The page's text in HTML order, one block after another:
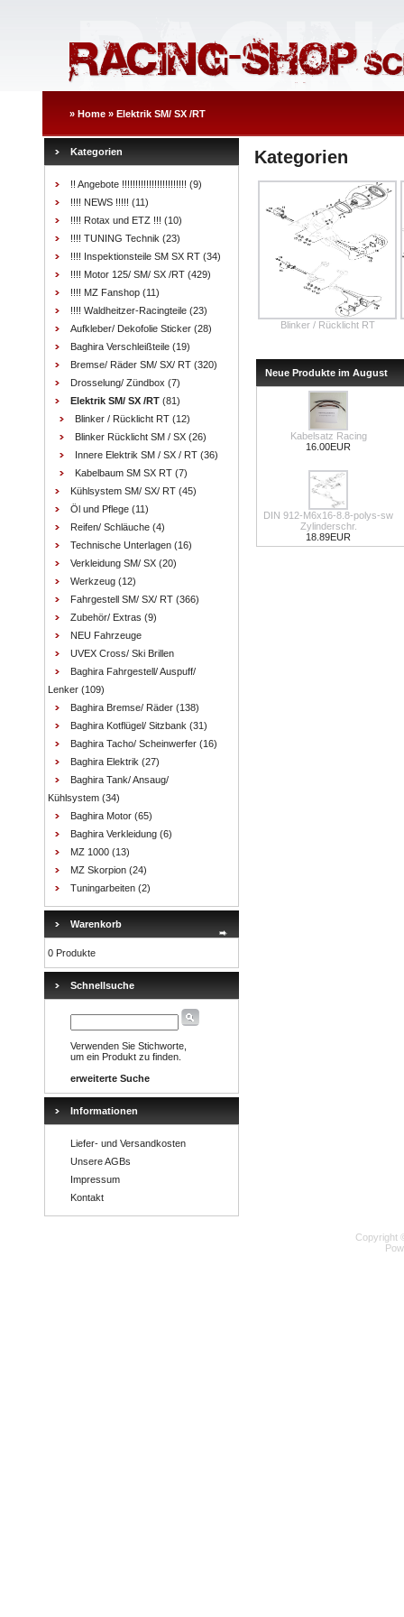
» Home » Elektrik SM/ SX /RT
Kategorien
!! Angebote !!!!!!!!!!!!!!!!!!!!!!!! (9)
!!!! NEWS !!!!! (11)
!!!! Rotax und ETZ !!! (10)
!!!! TUNING Technik (23)
!!!! Inspektionsteile SM SX RT (34)
!!!! Motor 125/ SM/ SX /RT (429)
!!!! MZ Fanshop (11)
!!!! Waldheitzer-Racingteile (23)
Aufkleber/ Dekofolie Sticker (28)
Baghira Verschleißteile (19)
Bremse/ Räder SM/ SX/ RT (320)
Drosselung/ Zündbox (7)
Elektrik SM/ SX /RT (81)
Blinker / Rücklicht RT (12)
Blinker Rücklicht SM / SX (26)
Innere Elektrik SM / SX / RT (36)
Kabelbaum SM SX RT (7)
Kühlsystem SM/ SX/ RT (45)
Öl und Pflege (11)
Reifen/ Schläuche (4)
Technische Unterlagen (16)
Verkleidung SM/ SX (20)
Werkzeug (12)
Fahrgestell SM/ SX/ RT (366)
Zubehör/ Extras (9)
NEU Fahrzeuge
UVEX Cross/ Ski Brillen
Baghira Fahrgestell/ Auspuff/
Lenker (109)
Baghira Bremse/ Räder (138)
Baghira Kotflügel/ Sitzbank (31)
Baghira Tacho/ Scheinwerfer (16)
Baghira Elektrik (27)
Baghira Tank/ Ansaug/
Kühlsystem (34)
Baghira Motor (65)
Baghira Verkleidung (6)
MZ 1000 (13)
MZ Skorpion (24)
Tuningarbeiten (2)
Warenkorb
0 Produkte
Schnellsuche
Verwenden Sie Stichworte,
um ein Produkt zu finden.
erweiterte Suche
Informationen
Liefer- und Versandkosten
Unsere AGBs
Impressum
Kontakt
Kategorien
Blinker / Rücklicht RT
Neue Produkte im August
Kabelsatz Racing
16.00EUR
DIN 912-M6x16-8.8-polys-sw
Zylinderschr.
18.89EUR
Copyright